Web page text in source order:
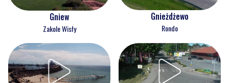
Gniew
Zakole Wisły
Gnieżdżewo
Rondo